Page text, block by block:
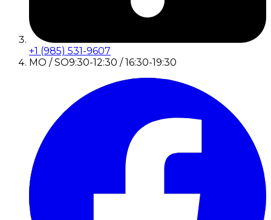
+1 (985) 531-9607
MO / SO9:30-12:30 / 16:30-19:30